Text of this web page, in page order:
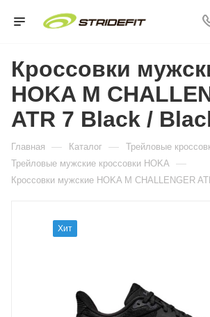
Кроссовки
HOKA M
ATR 7 Black /
Главная — Каталог — Трейловые
Трейловые мужские кроссовки HOKA —
Кроссовки мужские HOKA M CHALLENGER
Хит